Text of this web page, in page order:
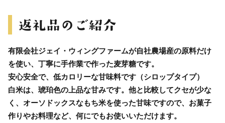
有限会社ジェイ・ウィングファームが自社農場産の原料だけ
を使い、丁寧に手作業で作った麦芽糖です。
安心安全で、低カロリーな甘味料です（シロップタイプ）
白米は、琥珀色の上品な甘みです。他と比較してクセが少な
く、オーソドックスなもち米を使った甘味ですので、お菓子
作りやお料理など、何にでもお使いいただけます。